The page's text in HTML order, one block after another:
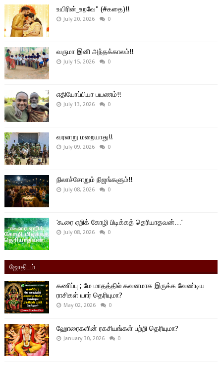
உயிரின்_உறவே" (#கதை)!!
July 20, 2026 0
வருமா இனி அந்தக்காலம்!!
July 15, 2026 0
எதியோப்பியா பயணம்!!
July 13, 2026 0
வரலாறு மறையாது!!
July 09, 2026 0
நிலாச்சோறும் நிஜங்களும்!!
July 08, 2026 0
‘கூரை ஏறிக் கோழி பிடிக்கத் தெரியாதவன்…’
July 08, 2026 0
ஜோதிடம்
கணிப்பு ; மே மாதத்தில் கவனமாக இருக்க வேண்டிய
ராசிகள் யார் தெரியுமா?
May 02, 2026 0
ஹோரைகளின் ரகசியங்கள் பற்றி தெரியுமா?
January 30, 2026 0